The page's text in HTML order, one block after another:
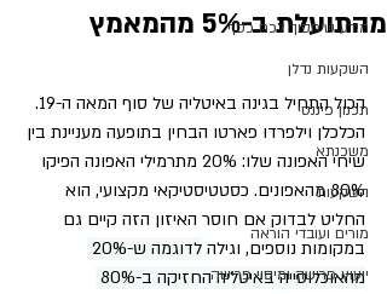
מידע שיחסוך לכם כסף
השקעות נדלן
תכנון פיננסי
משכנתא
השקעות
מורים ועובדי הוראה
ייעוץ פרישה ומיסוי פרישה
מהתועלת ב-5% מהמאמץ
הכול התחיל בגינה באיטליה של סוף המאה ה-19.
הכלכלן וילפרדו פארטו הבחין בתופעה מעניינת בין
שיחי האפונה שלו: 20% מתרמילי האפונה הפיקו
80% מהאפונים. כסטטיסטיקאי מקצועי, הוא
החליט לבדוק אם חוסר האיזון הזה קיים גם
במקומות נוספים, וגילה